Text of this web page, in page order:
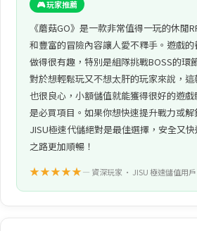
🎮 玩家推薦
《蘑菇GO》是一款非常值得一玩的休閒
和豐富的冒險內容讓人愛不釋手。遊戲
做得很有趣，特別是組隊挑戰BOSS的環
對於想輕鬆玩又不想太肝的玩家來說，
也很良心，小額儲值就能獲得很好的遊
是必買項目。如果你想快速提升戰力或
JISU極速代儲絕對是最佳選擇，安全又
之路更加順暢！
★★★★★— 資深玩家 • JISU 極速儲值用戶